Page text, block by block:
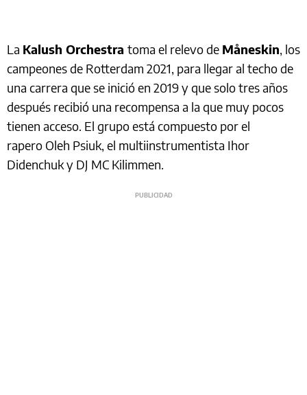
La Kalush Orchestra toma el relevo de Måneskin, los
campeones de Rotterdam 2021, para llegar al techo de
una carrera que se inició en 2019 y que solo tres años
después recibió una recompensa a la que muy pocos
tienen acceso. El grupo está compuesto por el
rapero Oleh Psiuk, el multiinstrumentista Ihor
Didenchuk y DJ MC Kilimmen.